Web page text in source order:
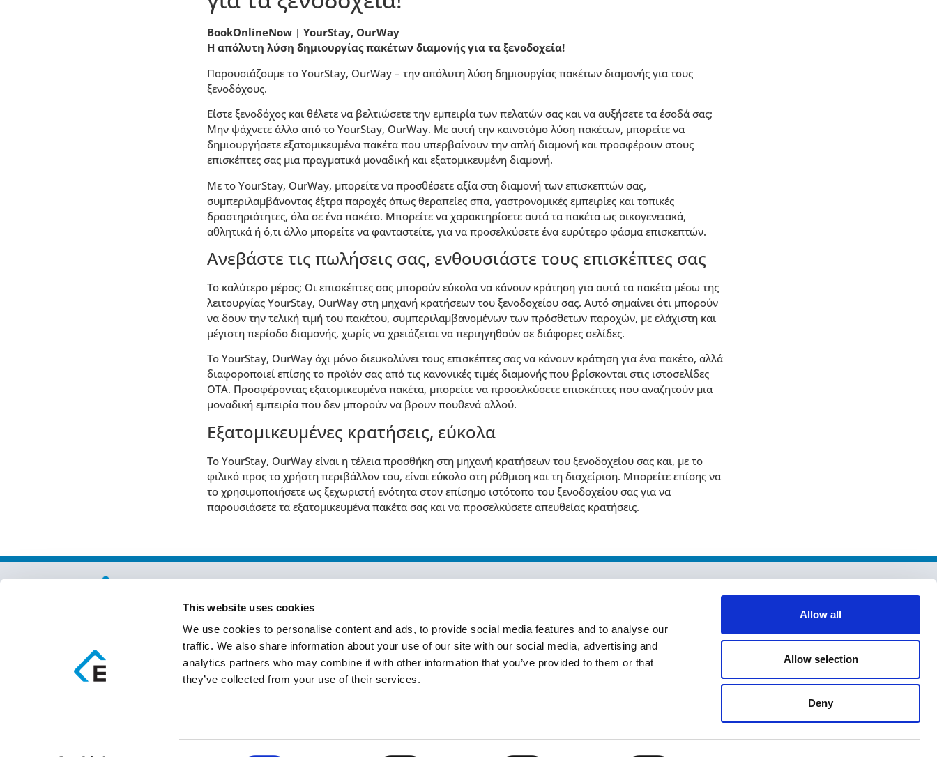
This website uses cookies
We use cookies to personalise content and ads, to provide social media features and to analyse our
traffic. We also share information about your use of our site with our social media, advertising and
analytics partners who may combine it with other information that you’ve provided to them or that
they’ve collected from your use of their services.
Allow all
Allow selection
Deny
BookOnlineNow | YourStay, OurWay
H απόλυτη λύση δημιουργίας πακέτων διαμονής για τα ξενοδοχεία!
Παρουσιάζουμε το YourStay, OurWay – την απόλυτη λύση δημιουργίας πακέτων διαμονής για τους
ξενοδόχους.
Είστε ξενοδόχος και θέλετε να βελτιώσετε την εμπειρία των πελατών σας και να αυξήσετε τα έσοδά σας;
Μην ψάχνετε άλλο από το YourStay, OurWay. Με αυτή την καινοτόμο λύση πακέτων, μπορείτε να
δημιουργήσετε εξατομικευμένα πακέτα που υπερβαίνουν την απλή διαμονή και προσφέρουν στους
επισκέπτες σας μια πραγματικά μοναδική και εξατομικευμένη διαμονή.
Με το YourStay, OurWay, μπορείτε να προσθέσετε αξία στη διαμονή των επισκεπτών σας,
συμπεριλαμβάνοντας έξτρα παροχές όπως θεραπείες σπα, γαστρονομικές εμπειρίες και τοπικές
δραστηριότητες, όλα σε ένα πακέτο. Μπορείτε να χαρακτηρίσετε αυτά τα πακέτα ως οικογενειακά,
αθλητικά ή ό,τι άλλο μπορείτε να φανταστείτε, για να προσελκύσετε ένα ευρύτερο φάσμα επισκεπτών.
Ανεβάστε τις πωλήσεις σας, ενθουσιάστε τους επισκέπτες σας
Το καλύτερο μέρος; Οι επισκέπτες σας μπορούν εύκολα να κάνουν κράτηση για αυτά τα πακέτα μέσω της
λειτουργίας YourStay, OurWay στη μηχανή κρατήσεων του ξενοδοχείου σας. Αυτό σημαίνει ότι μπορούν
να δουν την τελική τιμή του πακέτου, συμπεριλαμβανομένων των πρόσθετων παροχών, με ελάχιστη και
μέγιστη περίοδο διαμονής, χωρίς να χρειάζεται να περιηγηθούν σε διάφορες σελίδες.
Το YourStay, OurWay όχι μόνο διευκολύνει τους επισκέπτες σας να κάνουν κράτηση για ένα πακέτο, αλλά
διαφοροποιεί επίσης το προϊόν σας από τις κανονικές τιμές διαμονής που βρίσκονται στις ιστοσελίδες
OTA. Προσφέροντας εξατομικευμένα πακέτα, μπορείτε να προσελκύσετε επισκέπτες που αναζητούν μια
μοναδική εμπειρία που δεν μπορούν να βρουν πουθενά αλλού.
Εξατομικευμένες κρατήσεις, εύκολα
Το YourStay, OurWay είναι η τέλεια προσθήκη στη μηχανή κρατήσεων του ξενοδοχείου σας και, με το
φιλικό προς το χρήστη περιβάλλον του, είναι εύκολο στη ρύθμιση και τη διαχείριση. Μπορείτε επίσης να
το χρησιμοποιήσετε ως ξεχωριστή ενότητα στον επίσημο ιστότοπο του ξενοδοχείου σας για να
παρουσιάσετε τα εξατομικευμένα πακέτα σας και να προσελκύσετε απευθείας κρατήσεις.
info@epsilonhospitality.com.gr
+30 2115007007
Ελλάδα
Αθήνα
Θεσσαλονίκη
Βόλος
Κύπρος
Ηνωμένο Βασίλειο
Ρουμανία